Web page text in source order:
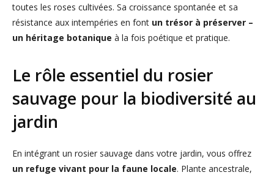
toutes les roses cultivées. Sa croissance spontanée et sa
résistance aux intempéries en font un trésor à préserver –
un héritage botanique à la fois poétique et pratique.
Le rôle essentiel du rosier
sauvage pour la biodiversité au
jardin
En intégrant un rosier sauvage dans votre jardin, vous offrez
un refuge vivant pour la faune locale. Plante ancestrale,